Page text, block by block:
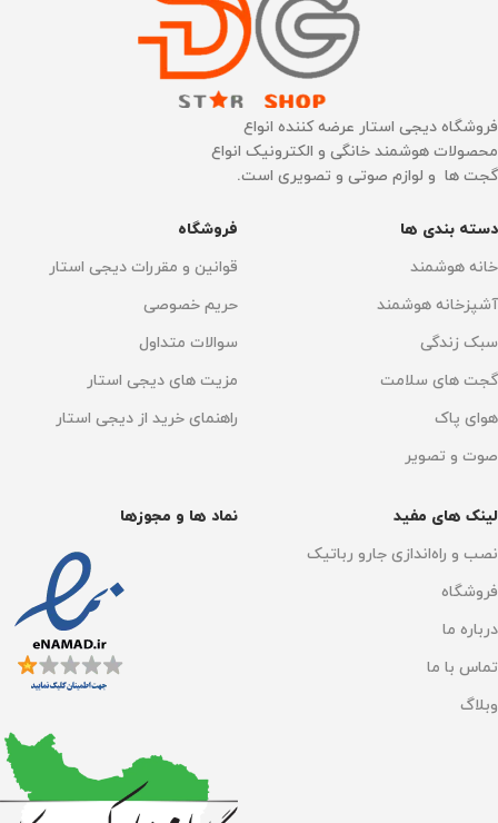
فروشگاه دیجی استار عرضه کننده انواع
محصولات هوشمند خانگی و الکترونیک انواع
گجت ها و لوازم صوتی و تصویری است.
دسته بندی ها
خانه هوشمند
آشپزخانه هوشمند
سبک زندگی
گجت های سلامت
هوای پاک
صوت و تصویر
فروشگاه
قوانین و مقررات دیجی استار
حریم خصوصی
سوالات متداول
مزیت های دیجی استار
راهنمای خرید از دیجی استار
لینک های مفید
نصب و راه‌اندازی جارو رباتیک
فروشگاه
درباره ما
تماس با ما
وبلاگ
نماد ها و مجوزها